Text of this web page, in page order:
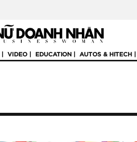
VIDEO EDUCATION AUTOS & HITECH